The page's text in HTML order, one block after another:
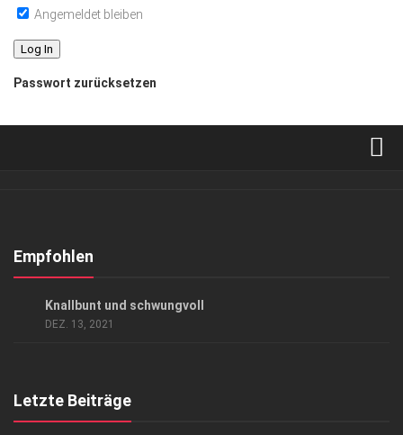
Angemeldet bleiben
Passwort zurücksetzen
Kontakt, Impressum
Empfohlen
Knallbunt und schwungvoll
DEZ. 13, 2021
Letzte Beiträge